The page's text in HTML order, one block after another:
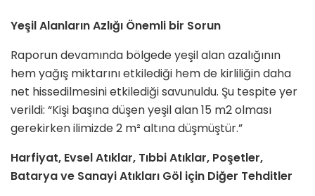
Yeşil Alanların Azlığı Önemli bir Sorun
Raporun devamında bölgede yeşil alan azalığının
hem yağış miktarını etkilediği hem de kirliliğin daha
net hissedilmesini etkilediği savunuldu. Şu tespite yer
verildi: “Kişi başına düşen yeşil alan 15 m2 olması
gerekirken ilimizde 2 m² altına düşmüştür.”
Harfiyat, Evsel Atıklar, Tıbbi Atıklar, Poşetler,
Batarya ve Sanayi Atıkları Göl için Diğer Tehditler